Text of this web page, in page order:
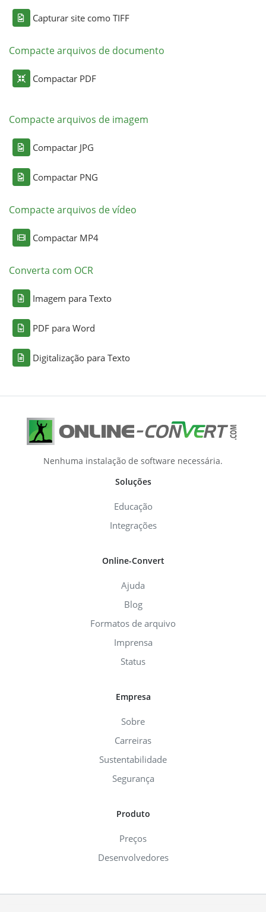
Capturar site como TIFF
Compacte arquivos de documento
Compactar PDF
Compacte arquivos de imagem
Compactar JPG
Compactar PNG
Compacte arquivos de vídeo
Compactar MP4
Converta com OCR
Imagem para Texto
PDF para Word
Digitalização para Texto
Nenhuma instalação de software necessária.
Soluções
Educação
Integrações
Online-Convert
Ajuda
Blog
Formatos de arquivo
Imprensa
Status
Empresa
Sobre
Carreiras
Sustentabilidade
Segurança
Produto
Preços
Desenvolvedores